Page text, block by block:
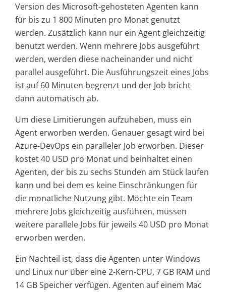
Version des Microsoft-gehosteten Agenten kann
für bis zu 1 800 Minuten pro Monat genutzt
werden. Zusätzlich kann nur ein Agent gleichzeitig
benutzt werden. Wenn mehrere Jobs ausgeführt
werden, werden diese nacheinander und nicht
parallel ausgeführt. Die Ausführungszeit eines Jobs
ist auf 60 Minuten begrenzt und der Job bricht
dann automatisch ab.
Um diese Limitierungen aufzuheben, muss ein
Agent erworben werden. Genauer gesagt wird bei
Azure-DevOps ein paralleler Job erworben. Dieser
kostet 40 USD pro Monat und beinhaltet einen
Agenten, der bis zu sechs Stunden am Stück laufen
kann und bei dem es keine Einschränkungen für
die monatliche Nutzung gibt. Möchte ein Team
mehrere Jobs gleichzeitig ausführen, müssen
weitere parallele Jobs für jeweils 40 USD pro Monat
erworben werden.
Ein Nachteil ist, dass die Agenten unter Windows
und Linux nur über eine 2-Kern-CPU, 7 GB RAM und
14 GB Speicher verfügen. Agenten auf einem Mac